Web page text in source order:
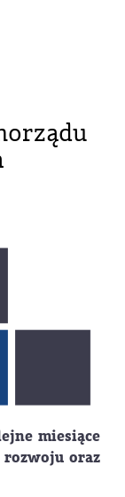
miesiące
rozwoju oraz